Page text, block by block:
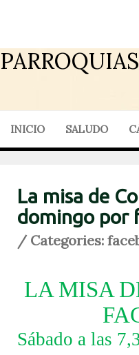
INICIO SALUDO
La misa de
domingo por
/ Categories:
LA MISA
Sábado a las